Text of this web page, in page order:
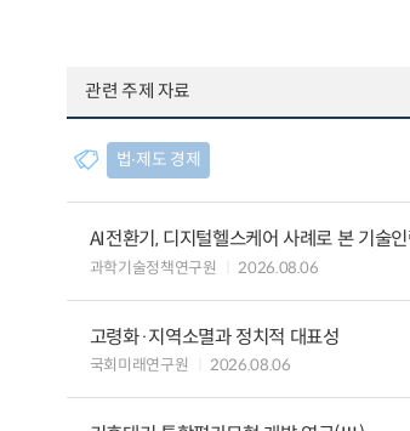
관련 주제 자료
법∙제도 경제
AI전환기, 디지털헬스케어 사례로 본 기술
과학기술정책연구원 2026.08.06
고령화·지역소멸과 정치적 대표성
국회미래연구원 2026.08.06